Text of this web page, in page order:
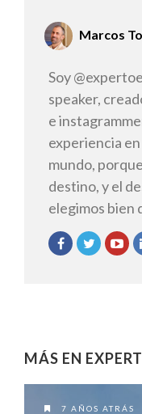
Marcos
Soy
speaker,
e
experiencia
mundo,
destino, y el
elegimos bien
MÁS EN
7 AÑOS ATRÁS